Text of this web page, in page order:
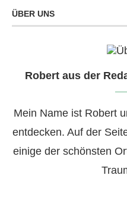
ÜBER UNS
Robert aus der
Mein Name ist Robert
entdecken. Auf der
einige der schönsten